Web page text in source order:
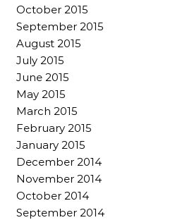
October 2015
September 2015
August 2015
July 2015
June 2015
May 2015
March 2015
February 2015
January 2015
December 2014
November 2014
October 2014
September 2014